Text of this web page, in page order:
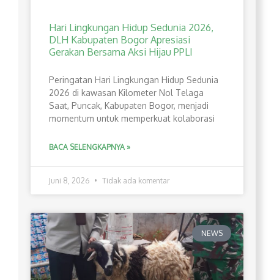
Hari Lingkungan Hidup Sedunia 2026,
DLH Kabupaten Bogor Apresiasi
Gerakan Bersama Aksi Hijau PPLI
Peringatan Hari Lingkungan Hidup Sedunia
2026 di kawasan Kilometer Nol Telaga
Saat, Puncak, Kabupaten Bogor, menjadi
momentum untuk memperkuat kolaborasi
BACA SELENGKAPNYA »
Juni 8, 2026 Tidak ada komentar
NEWS